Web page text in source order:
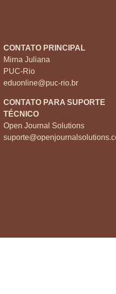
CONTATO PRINCIPAL
Mirna Juliana
PUC-Rio
eduonline@puc-rio.br
CONTATO PARA SUPORTE
TÉCNICO
Open Journal Solutions